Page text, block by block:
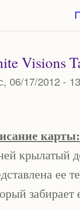
Visions
06/17/2012 -
карты:
крылатый
ее